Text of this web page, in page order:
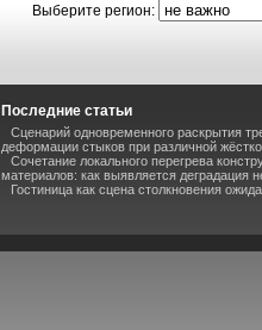
Выберите регион:
Последние статьи
Сценарий одновременного раскрытия
деформации стыков при различной
Сочетание локального перегрева
материалов: как выявляется деградация
Гостиница как сцена столкновения